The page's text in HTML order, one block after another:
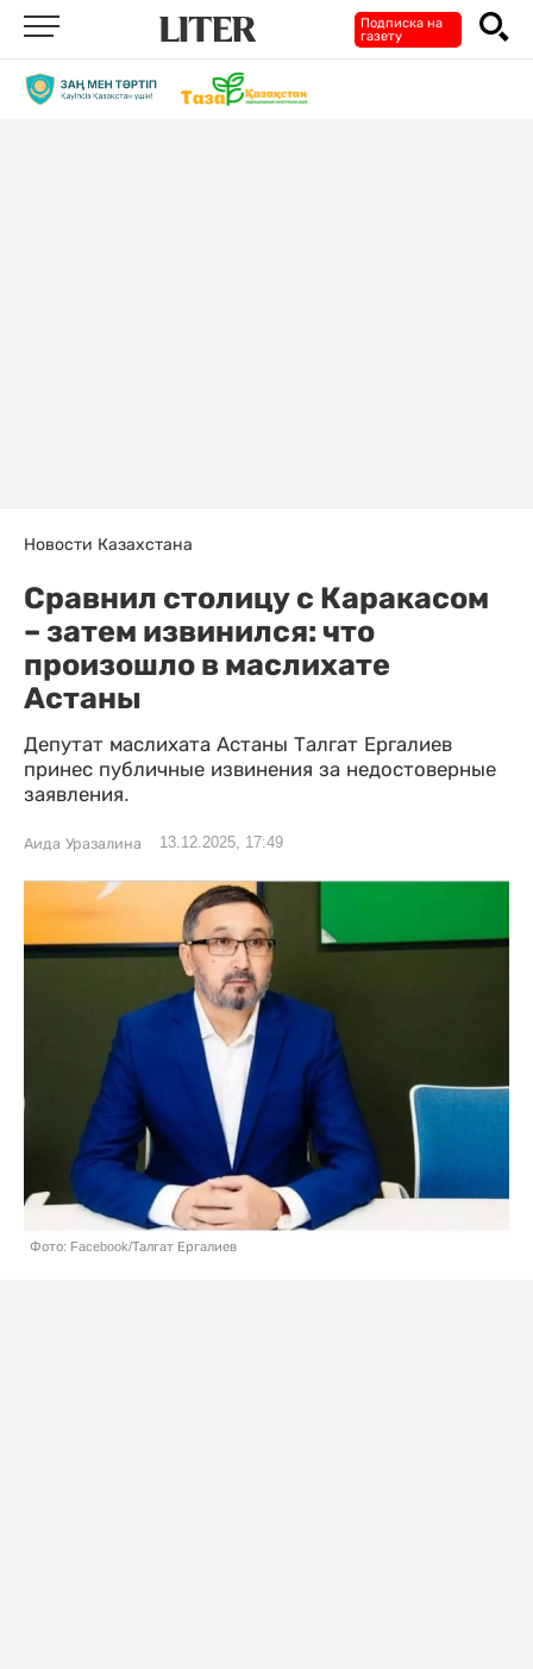
Подписка на
газету
Новости Казахстана
Сравнил столицу с Каракасом
– затем извинился: что
произошло в маслихате
Астаны
Депутат маслихата Астаны Талгат Ергалиев
принес публичные извинения за недостоверные
заявления.
Аида Уразалина 13.12.2025, 17:49
Фото: Facebook/Талгат Ергалиев